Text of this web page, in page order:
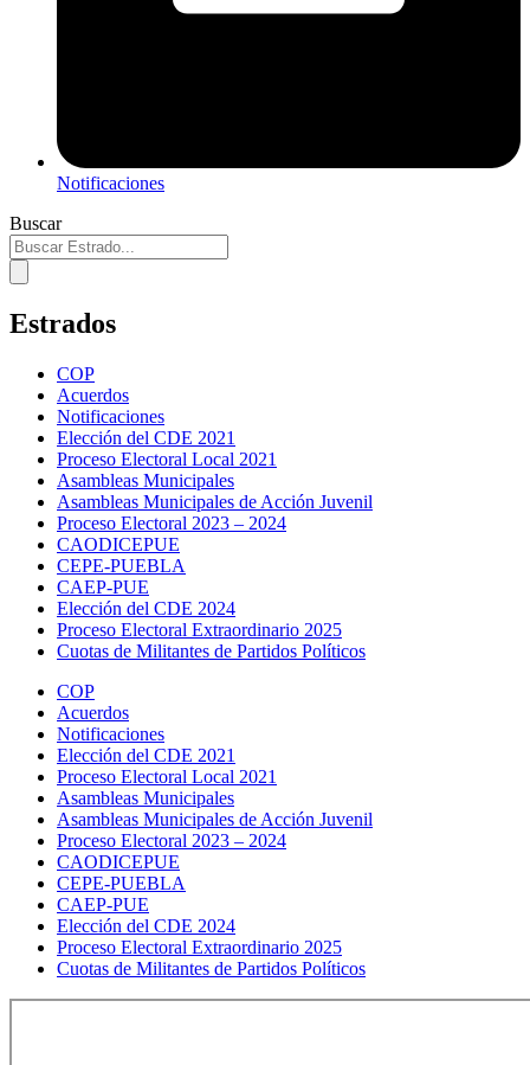
Notificaciones
Buscar
Estrados
COP
Acuerdos
Notificaciones
Elección del CDE 2021
Proceso Electoral Local 2021
Asambleas Municipales
Asambleas Municipales de Acción Juvenil
Proceso Electoral 2023 – 2024
CAODICEPUE
CEPE-PUEBLA
CAEP-PUE
Elección del CDE 2024
Proceso Electoral Extraordinario 2025
Cuotas de Militantes de Partidos Políticos
COP
Acuerdos
Notificaciones
Elección del CDE 2021
Proceso Electoral Local 2021
Asambleas Municipales
Asambleas Municipales de Acción Juvenil
Proceso Electoral 2023 – 2024
CAODICEPUE
CEPE-PUEBLA
CAEP-PUE
Elección del CDE 2024
Proceso Electoral Extraordinario 2025
Cuotas de Militantes de Partidos Políticos